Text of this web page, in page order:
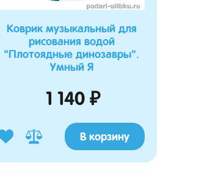
Коврик музыкальный для
рисования водой
"Плотоядные динозавры".
Умный Я
1 140 ₽
В корзину